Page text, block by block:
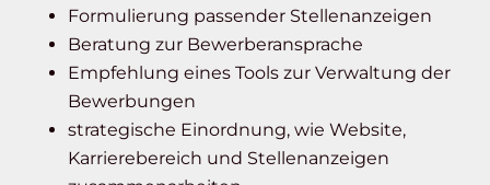
Formulierung passender Stellenanzeigen
Beratung zur Bewerberansprache
Empfehlung eines Tools zur Verwaltung der
Bewerbungen
strategische Einordnung, wie Website,
Karrierebereich und Stellenanzeigen